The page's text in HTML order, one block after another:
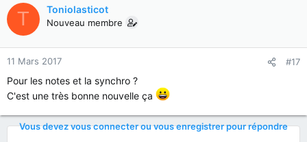
T Toniolasticot
Nouveau membre
11 Mars 2017 #17
Pour les notes et la synchro ?
C'est une très bonne nouvelle ça
Vous devez vous connecter ou vous enregistrer pour répondre